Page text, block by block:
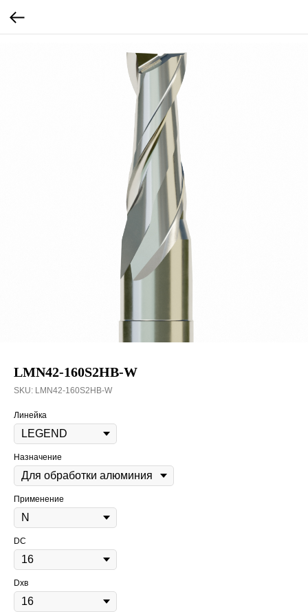
LMN42-160S2HB-W
SKU: LMN42-160S2HB-W
Линейка
Назначение
Применение
DC
Dхв